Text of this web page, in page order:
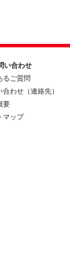
い合わせ
るご質問
合わせ（連絡先）
要
マップ